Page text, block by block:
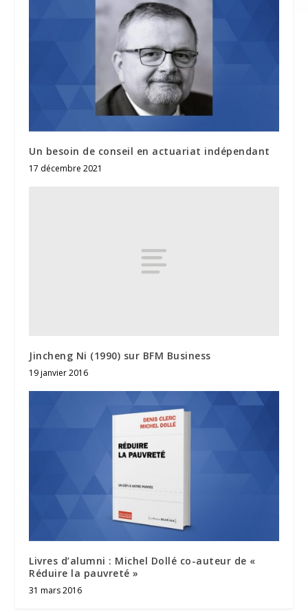
Un besoin de conseil en actuariat indépendant
17 décembre 2021
Jincheng Ni (1990) sur BFM Business
19 janvier 2016
Livres d’alumni : Michel Dollé co-auteur de «
Réduire la pauvreté »
31 mars 2016